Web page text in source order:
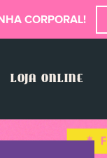
CORPORAL!
LOJA ONLINE